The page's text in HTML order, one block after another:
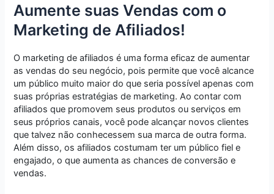
Aumente suas Vendas com o
Marketing de Afiliados!
O marketing de afiliados é uma forma eficaz de aumentar
as vendas do seu negócio, pois permite que você alcance
um público muito maior do que seria possível apenas com
suas próprias estratégias de marketing. Ao contar com
afiliados que promovem seus produtos ou serviços em
seus próprios canais, você pode alcançar novos clientes
que talvez não conhecessem sua marca de outra forma.
Além disso, os afiliados costumam ter um público fiel e
engajado, o que aumenta as chances de conversão e
vendas.